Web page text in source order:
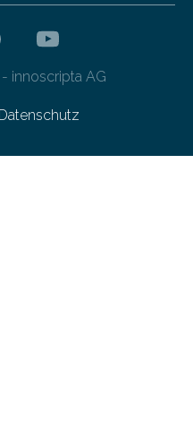
innoscripta AG
Datenschutz